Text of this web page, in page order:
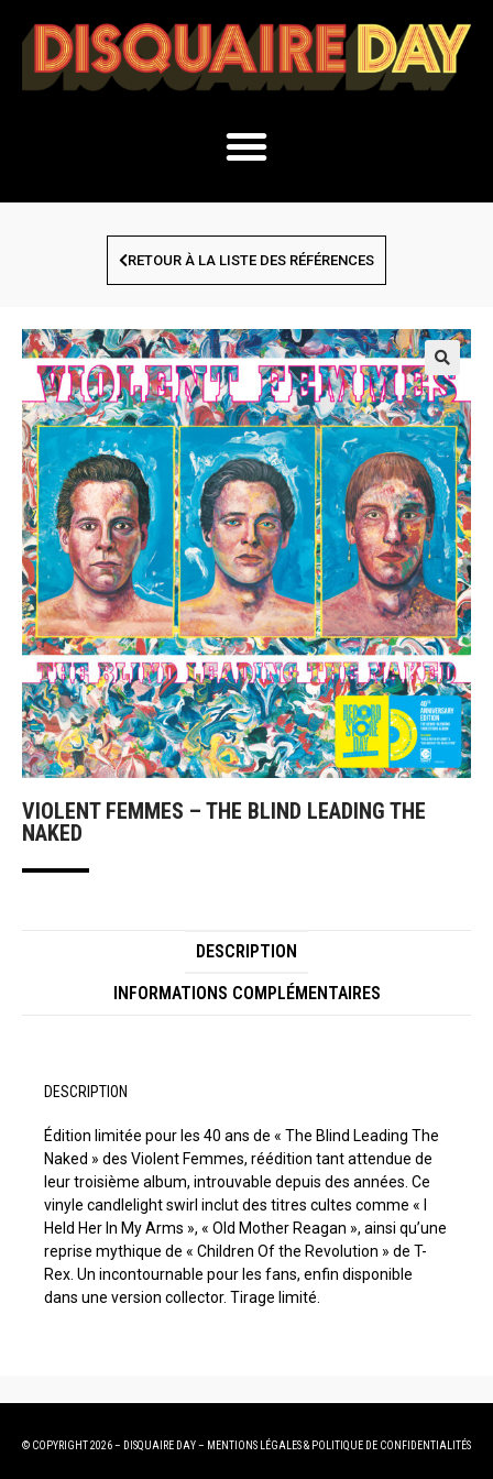
RETOUR À LA LISTE DES RÉFÉRENCES
VIOLENT FEMMES – THE BLIND LEADING THE
NAKED
DESCRIPTION
INFORMATIONS COMPLÉMENTAIRES
DESCRIPTION
Édition limitée pour les 40 ans de « The Blind Leading The
Naked » des Violent Femmes, réédition tant attendue de
leur troisième album, introuvable depuis des années. Ce
vinyle candlelight swirl inclut des titres cultes comme « I
Held Her In My Arms », « Old Mother Reagan », ainsi qu’une
reprise mythique de « Children Of the Revolution » de T-
Rex. Un incontournable pour les fans, enfin disponible
dans une version collector. Tirage limité.
© COPYRIGHT 2026 – DISQUAIRE DAY – MENTIONS LÉGALES& POLITIQUE DE CONFIDENTIALITÉS